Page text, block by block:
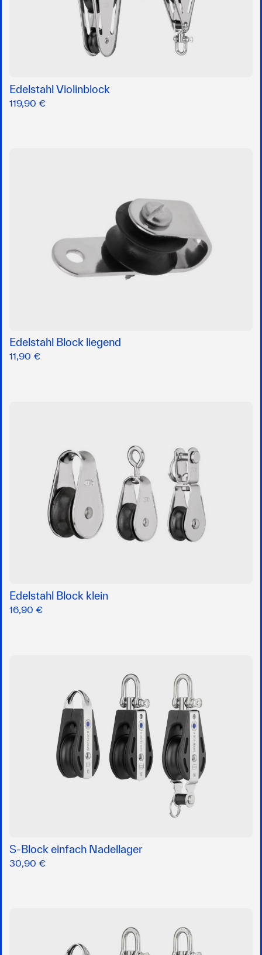
Edelstahl Violinblock
119,90 €
Edelstahl Block liegend
11,90 €
Edelstahl Block klein
16,90 €
S-Block einfach Nadellager
30,90 €